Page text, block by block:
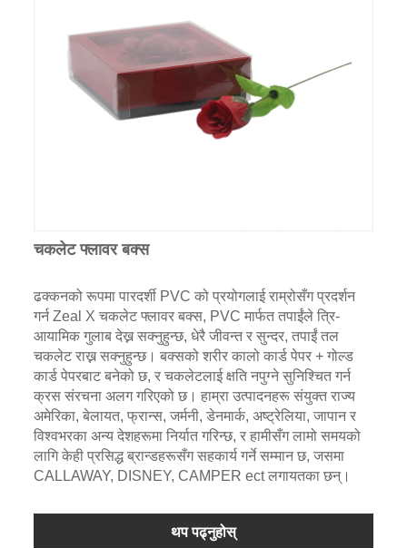
चकलेट फ्लावर बक्स
ढक्कनको रूपमा पारदर्शी PVC को प्रयोगलाई राम्रोसँग प्रदर्शन
गर्न Zeal X चकलेट फ्लावर बक्स, PVC मार्फत तपाईंले त्रि-
आयामिक गुलाब देख्न सक्नुहुन्छ, धेरै जीवन्त र सुन्दर, तपाईं तल
चकलेट राख्न सक्नुहुन्छ। बक्सको शरीर कालो कार्ड पेपर + गोल्ड
कार्ड पेपरबाट बनेको छ, र चकलेटलाई क्षति नपुग्ने सुनिश्चित गर्न
क्रस संरचना अलग गरिएको छ। हाम्रा उत्पादनहरू संयुक्त राज्य
अमेरिका, बेलायत, फ्रान्स, जर्मनी, डेनमार्क, अष्ट्रेलिया, जापान र
विश्वभरका अन्य देशहरूमा निर्यात गरिन्छ, र हामीसँग लामो समयको
लागि केही प्रसिद्ध ब्रान्डहरूसँग सहकार्य गर्ने सम्मान छ, जसमा
CALLAWAY, DISNEY, CAMPER ect लगायतका छन्।
थप पढ्नुहोस्